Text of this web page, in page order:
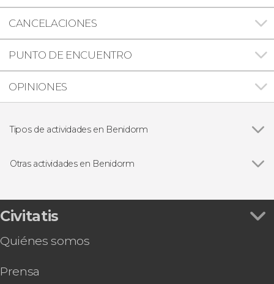
CANCELACIONES
PUNTO DE ENCUENTRO
OPINIONES
Tipos de actividades en Benidorm
Entradas
Otras actividades en Benidorm
Algar
Free tour por Benidorm
Excursión a la isla de Tabarca y el palmeral de
Parasailing en Benidorm
Civitatis
Quiénes somos
Prensa